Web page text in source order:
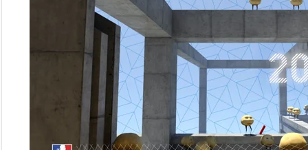
février 2023
juin 2018
juin 2016
février 2016
décembre 2015
novembre 2015
octobre 2015
septembre 2015
mars 2014